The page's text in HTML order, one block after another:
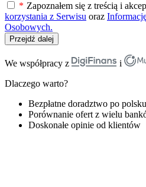
* Zapoznałem się z treścią i
korzystania z Serwisu oraz
Osobowych.
Przejdź dalej
We współpracy z
i
Dlaczego warto?
Bezpłatne doradztwo po polsku
Porównanie ofert z wielu
Doskonałe opinie od klientów